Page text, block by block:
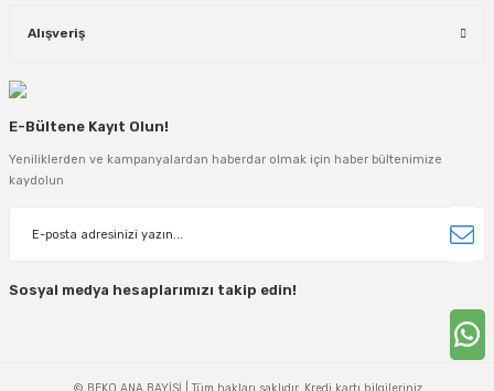
Alışveriş
E-Bültene Kayıt Olun!
Yeniliklerden ve kampanyalardan haberdar olmak için haber bültenimize
kaydolun
Sosyal medya hesaplarımızı takip edin!